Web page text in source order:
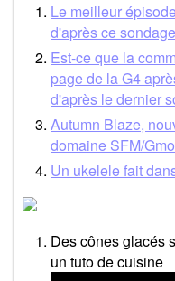
Le meilleur
d'après ce
Est-ce que la
page de la G4
d'après le dernier
Autumn Blaze,
domaine SFM/
Un ukelele fait
Des cônes glacés
un tuto de cuisine